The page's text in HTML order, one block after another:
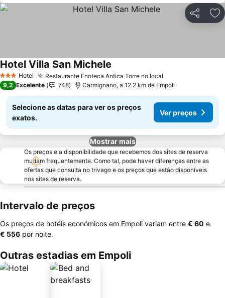
Partilhar
3 EstrelasHotel Restaurante Enoteca Antica Torre no local
Hotel Villa San Michele
9,2 Excelente 748 Carmignano, a 12.2 km de Empoli
Selecione as datas para ver os preços
exatos.
Ver preços
Mostrar mais
Os preços e a disponibilidade que recebemos dos sites de reserva
mudam frequentemente. Como tal, pode haver diferenças entre as
ofertas que consulta no trivago e os preços que estão disponíveis
nos sites de reserva.
Intervalo de preços
Os preços de hotéis económicos em Empoli variam entre ‎€ 60 e
‎€ 556 por noite.
Outras estadias em Empoli